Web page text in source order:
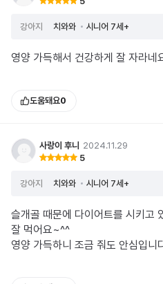
강아지 치와와 시니어 7세+
영양 가득해서 건강하게 잘 자라네
도움돼요0
사랑이 후니 2024.11.29
5
강아지 치와와 시니어 7세+
슬개골 때문에 다이어트를 시키고
잘 먹어요~^^
영양 가득하니 조금 줘도 안심입니